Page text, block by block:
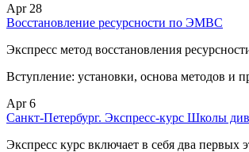
Apr 28
Восстановление ресурсности по ЭМВС
Экспресс метод восстановления
Вступление: установки, основа методов и
Apr 6
Санкт-Петербург. Экспресс-курс Школы
Экспресс курс включает в себя два